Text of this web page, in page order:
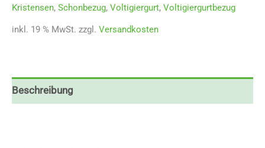
Kristensen, Schonbezug, Voltigiergurt, Voltigiergurtbezug
inkl. 19 % MwSt. zzgl. Versandkosten
Beschreibung